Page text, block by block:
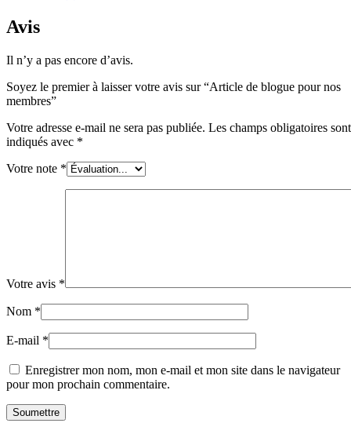
Avis
Il n’y a pas encore d’avis.
Soyez le premier à laisser votre avis sur “Article de blogue pour nos
membres”
Votre adresse e-mail ne sera pas publiée. Les champs obligatoires sont
indiqués avec *
Votre note *
Votre avis *
Nom *
E-mail *
Enregistrer mon nom, mon e-mail et mon site dans le navigateur
pour mon prochain commentaire.